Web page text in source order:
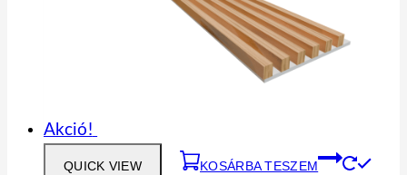
Akció!
QUICK VIEW KOSÁRBA TESZEM